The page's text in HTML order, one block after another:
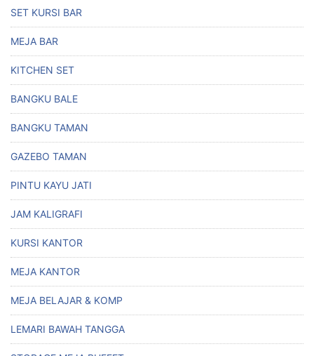
SET KURSI BAR
MEJA BAR
KITCHEN SET
BANGKU BALE
BANGKU TAMAN
GAZEBO TAMAN
PINTU KAYU JATI
JAM KALIGRAFI
KURSI KANTOR
MEJA KANTOR
MEJA BELAJAR & KOMP
LEMARI BAWAH TANGGA